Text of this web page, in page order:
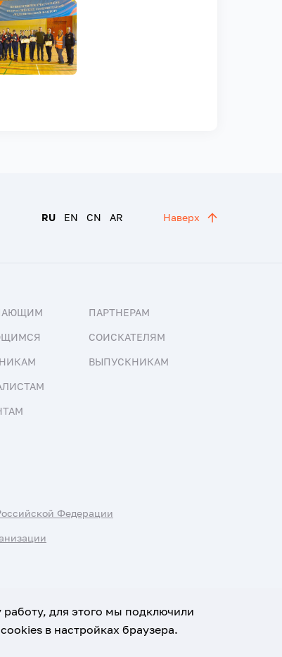
RU EN CN AR Наверх
ПАРТНЕРАМ
СОИСКАТЕЛЯМ
ВЫПУСКНИКАМ
Федерации
для этого мы подключили
в настройках браузера.